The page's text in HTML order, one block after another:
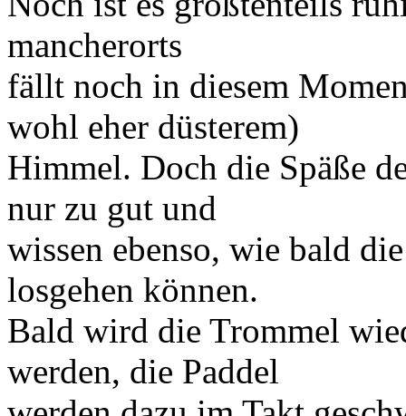
mancherorts
fällt noch in diesem
wohl eher düsterem)
Himmel. Doch die Späße
nur zu gut und
wissen ebenso, wie bald
losgehen können.
Bald wird die Trommel
werden, die Paddel